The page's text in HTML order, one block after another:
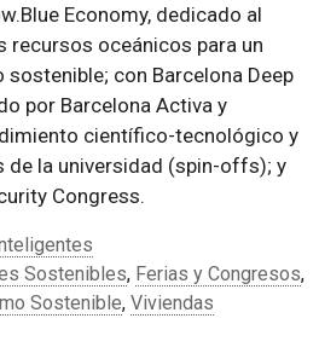
Economy, dedicado al
recursos oceánicos para un
con Barcelona Deep
por Barcelona Activa y
científico-tecnológico y
de la universidad (spin-offs); y
Congress.
Sostenibles, Ferias y Congresos,
Sostenible, Viviendas